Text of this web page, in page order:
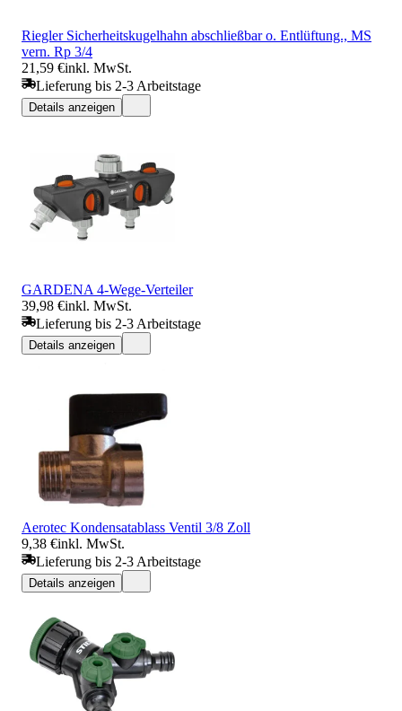
Riegler Sicherheitskugelhahn abschließbar o. Entlüftung., MS
vern. Rp 3/4
21,59 €inkl. MwSt.
Lieferung bis 2-3 Arbeitstage
Details anzeigen
GARDENA 4-Wege-Verteiler
39,98 €inkl. MwSt.
Lieferung bis 2-3 Arbeitstage
Details anzeigen
Aerotec Kondensatablass Ventil 3/8 Zoll
9,38 €inkl. MwSt.
Lieferung bis 2-3 Arbeitstage
Details anzeigen